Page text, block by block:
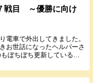
戦目 ～優勝に向け
車で外出してきました。
お世話になったヘルパーさ
ぼちぼち更新しているの